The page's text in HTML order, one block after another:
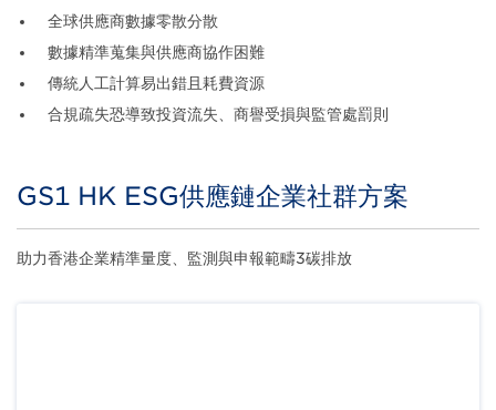
全球供應商數據零散分散
數據精準蒐集與供應商協作困難
傳統人工計算易出錯且耗費資源
合規疏失恐導致投資流失、商譽受損與監管處罰則
GS1 HK ESG供應鏈企業社群方案
助力香港企業精準量度、監測與申報範疇3碳排放